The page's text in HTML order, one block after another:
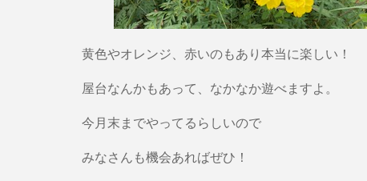
黄色やオレンジ、赤いのもあり本当に楽しい！
屋台なんかもあって、なかなか遊べますよ。
今月末までやってるらしいので
みなさんも機会あればぜひ！